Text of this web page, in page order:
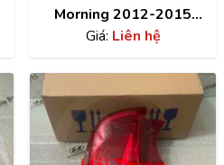
Morning 2012-2015
chính hãng | 3101038600
Giá: Liên hệ